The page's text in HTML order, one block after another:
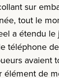
sur
tout le
a étendu le
téléphone
avaient
élément de